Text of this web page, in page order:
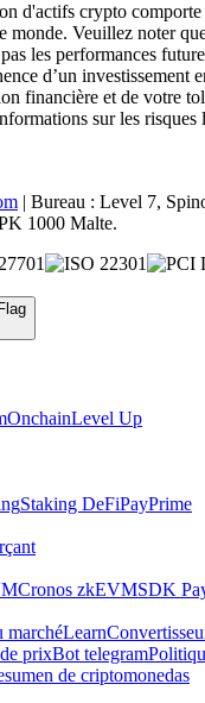
d'actifs crypto comporte
monde. Veuillez noter
les performances
d’un investissement
financière et de votre
sur les
| Bureau : Level 7,
1000 Malte.
OnchainLevel Up
Staking DeFiPayPrime
Cronos zkEVMSDK
marchéLearn
prixBot telegram
de criptomonedas